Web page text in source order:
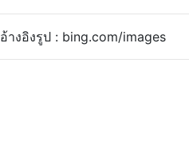
อ้างอิงรูป : bing.com/images